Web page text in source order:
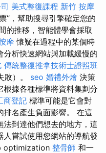
美式整復課程 新竹 按摩
”，幫助搜尋引擎確定您的
的推移，智能體學會採取
摩懷疑在過程中的某個時
析快速網站與加載緩慢的
傳統整復推拿技術士證照班
敗）。 seo 婚禮外燴 決策
據各種標準將資料集劃分
商登記 標準可能是它會對
排名產生負面影響。 在這
到達他們想去的地方，這
嘗試使用您網站的導航發
optimization 整骨師 和一